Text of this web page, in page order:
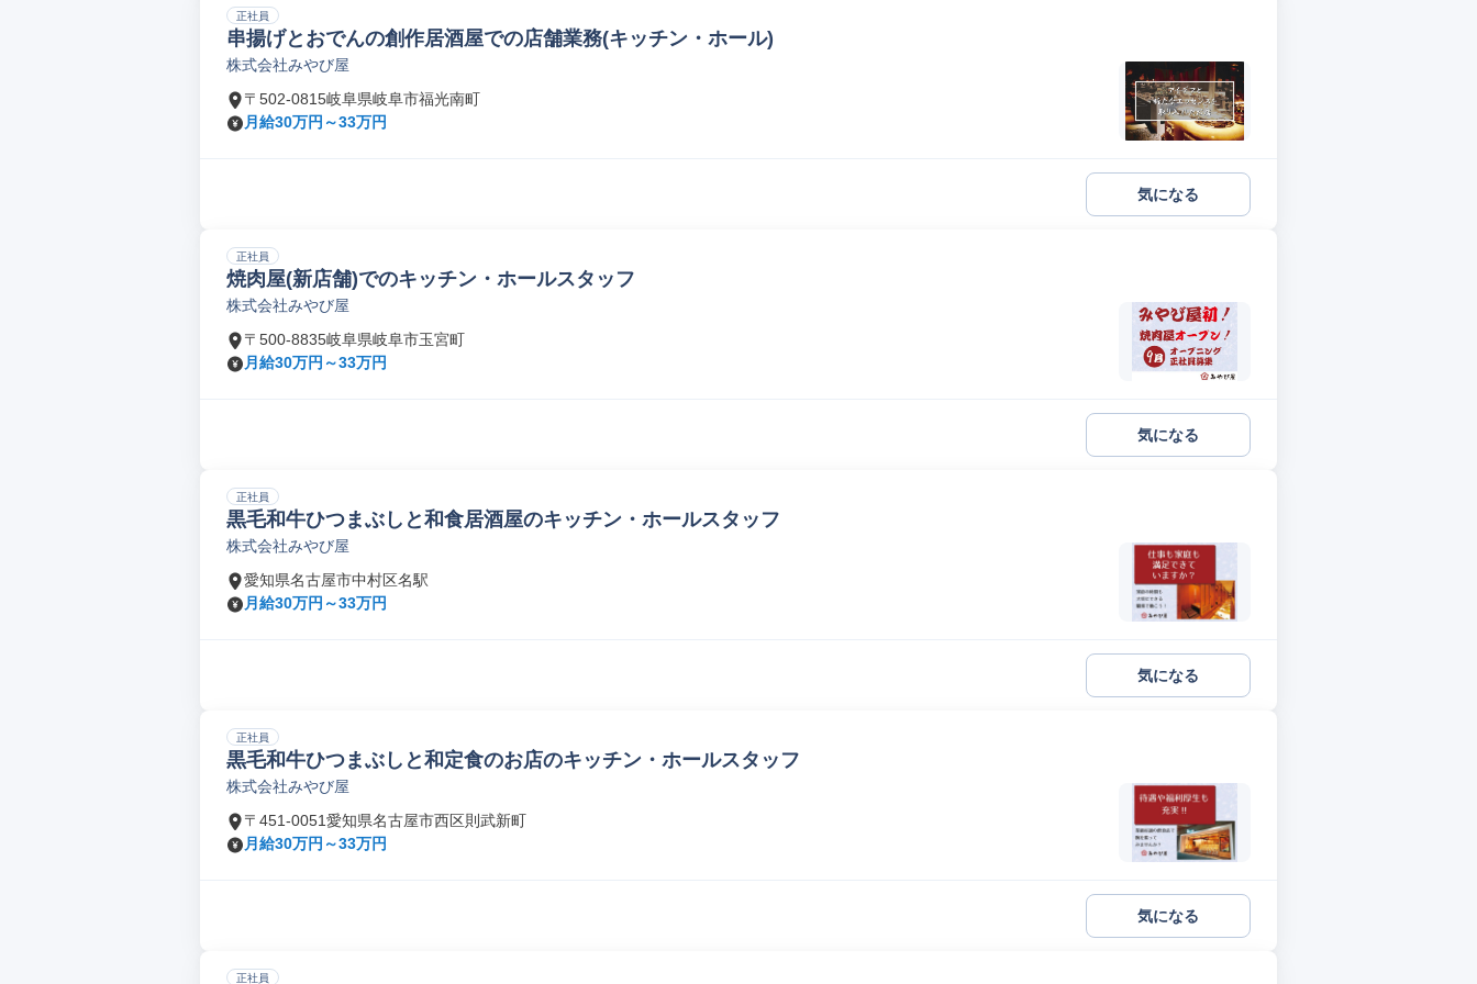
正社員
串揚げとおでんの創作居酒屋での店舗業務(キッチン・ホール)
株式会社みやび屋
〒502-0815岐阜県岐阜市福光南町
月給30万円～33万円
気になる
正社員
焼肉屋(新店舗)でのキッチン・ホールスタッフ
株式会社みやび屋
〒500-8835岐阜県岐阜市玉宮町
月給30万円～33万円
気になる
正社員
黒毛和牛ひつまぶしと和食居酒屋のキッチン・ホールスタッフ
株式会社みやび屋
愛知県名古屋市中村区名駅
月給30万円～33万円
気になる
正社員
黒毛和牛ひつまぶしと和定食のお店のキッチン・ホールスタッフ
株式会社みやび屋
〒451-0051愛知県名古屋市西区則武新町
月給30万円～33万円
気になる
正社員